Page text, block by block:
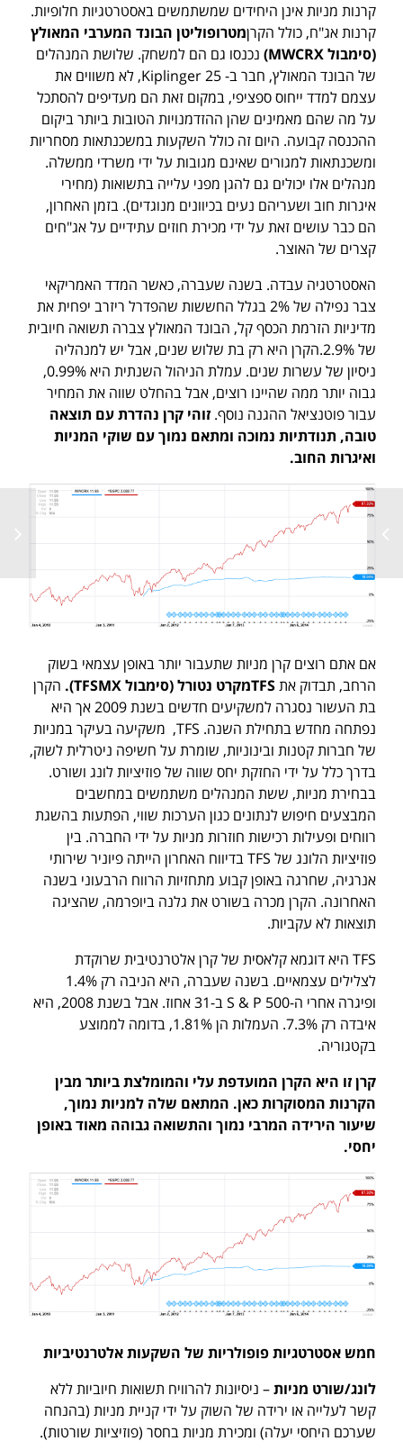
קרנות מניות אינן היחידים שמשתמשים באסטרטגיות חלופיות.
קרנות אג"ח, כולל הקרןמטרופוליטן הבונד המערבי המאולץ
(סימבולMWCRX
) נכנסו גם הם למשחק. שלושת המנהלים
של הבונד המאולץ, חבר ב- Kiplinger 25, לא משווים את
עצמם למדד ייחוס ספציפי, במקום זאת הם מעדיפים להסתכל
על מה שהם מאמינים שהן ההזדמנויות הטובות ביותר ביקום
ההכנסה קבועה. היום זה כולל השקעות במשכנתאות מסחריות
ומשכנתאות למגורים שאינם מגובות על ידי משרדי ממשלה.
מנהלים אלו יכולים גם להגן מפני עלייה בתשואות (מחירי
איגרות חוב ושעריהם נעים בכיוונים מנוגדים). בזמן האחרון,
הם כבר עושים זאת על ידי מכירת חוזים עתידיים על אג"חים
קצרים של האוצר.
האסטרטגיה עבדה. בשנה שעברה, כאשר המדד האמריקאי
צבר נפילה של 2% בגלל החששות שהפדרל ריזרב יפחית את
מדיניות הזרמת הכסף קל, הבונד המאולץ צברה תשואה חיובית
של 2.9%.הקרן היא רק בת שלוש שנים, אבל יש למנהליה
ניסיון של עשרות שנים. עמלת הניהול השנתית היא 0.99%,
גבוה יותר ממה שהיינו רוצים, אבל בהחלט שווה את המחיר
עבור פוטנציאל ההגנה נוסף.זוהי קרן נהדרת עם תוצאה
טובה, תנודתיות נמוכה ומתאם נמוך עם שוקי המניות
ואיגרות החוב.
אם אתם רוצים קרן מניות שתעבור יותר באופן עצמאי בשוק
הרחב, תבדוק אתTFSמקרט נטורל (סימבולTFSMX
)
. הקרן
בת העשור נסגרה למשקיעים חדשים בשנת 2009 אך היא
נפתחה מחדש בתחילת השנה. TFS, משקיעה בעיקר במניות
של חברות קטנות ובינוניות, שומרת על חשיפה ניטרלית לשוק,
בדרך כלל על ידי החזקת יחס שווה של פוזיציות לונג ושורט.
בבחירת מניות, ששת המנהלים משתמשים במחשבים
המבצעים חיפוש לנתונים כגון הערכות שווי, הפתעות בהשגת
רווחים ופעילות רכישות חוזרות מניות על ידי החברה. בין
פוזיציות הלונג של TFS בדיווח האחרון הייתה פיוניר שירותי
אנרגיה, שחרגה באופן קבוע מתחזיות הרווח הרבעוני בשנה
האחרונה. הקרן מכרה בשורט את גלנה ביופרמה, שהציגה
תוצאות לא עקביות.
TFS היא דוגמא קלאסית של קרן אלטרנטיבית שרוקדת
לצלילים עצמאיים. בשנה שעברה, היא הניבה רק 1.4%
ופיגרה אחרי ה-500 S & P ב-31 אחוז. אבל בשנת 2008, היא
איבדה רק 7.3%. העמלות הן 1.81%, בדומה לממוצע
בקטגוריה.
קרן זו היא הקרן המועדפת עלי והמומלצת ביותר מבין
הקרנות המסוקרות כאן. המתאם שלה למניות נמוך,
שיעור הירידה המרבי נמוך והתשואה גבוהה מאוד באופן
יחסי.
חמש אסטרטגיות פופולריות של השקעות אלטרנטיביות
לונג/שורט מניות– ניסיונות להרוויח תשואות חיוביות ללא
קשר לעלייה או ירידה של השוק על ידי קניית מניות (בהנחה
שערכם היחסי יעלה) ומכירת מניות בחסר (פוזיציות שורטות).